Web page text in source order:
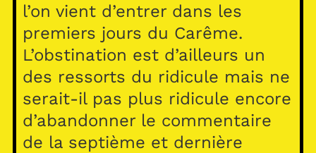
l’on vient d’entrer dans les
premiers jours du Carême.
L’obstination est d’ailleurs un
des ressorts du ridicule mais ne
serait-il pas plus ridicule encore
d’abandonner le commentaire
de la septième et dernière